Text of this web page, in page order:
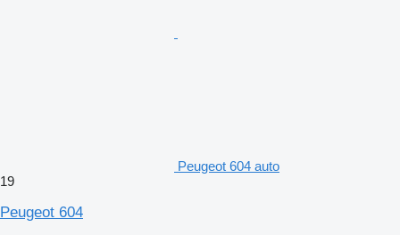
Peugeot 604 auto
19
Peugeot 604